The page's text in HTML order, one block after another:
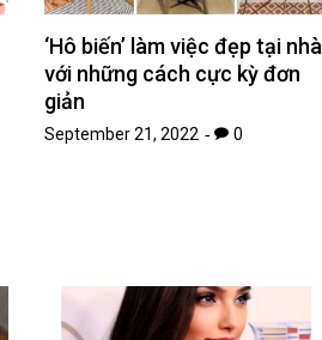
‘Hô biến’ làm việc đẹp tại nhà
với những cách cực kỳ đơn
giản
September 21, 2022 0